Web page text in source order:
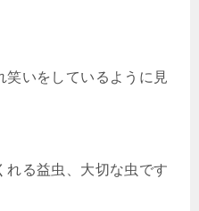
笑いをしているように見
れる益虫、大切な虫です